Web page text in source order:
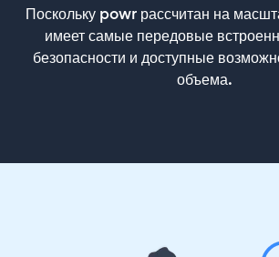
Поскольку powr рассчитан на
имеет самые передовые
безопасности и доступные
объема.